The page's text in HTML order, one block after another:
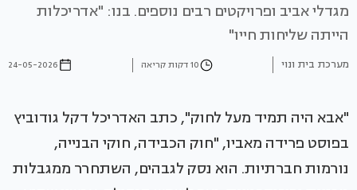
מגדלי אביב ופרויקטים רבים נוספים. בנו: "אדריכלות
הייתה שליחות חייו"
מערכת בית ונוי 10 דקות קריאה 24-05-2026
"אבא היה תמיד מעל לחוק", כתב האדריכל דקל גודוביץ
בפוסט פרידה מאביו, "חוק הכבידה, חוקי הבנייה,
נורמות חברתיות. הוא נסק לגבהים, השתחרר ממגבלות